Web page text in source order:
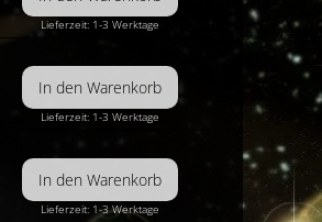
Lieferzeit: 1-3 Werktage
Lieferzeit: 1-3 Werktage
Lieferzeit: 1-3 Werktage